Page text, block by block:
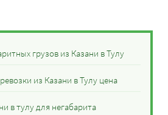
грузов из Казани в Тулу
из Казани в Тулу цена
в тулу для негабарита